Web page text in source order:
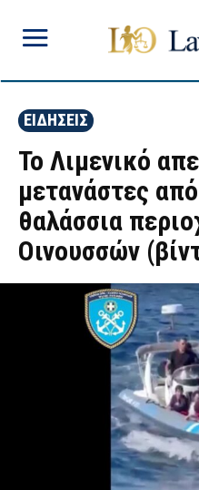
ΕΙΔΗΣΕΙΣ
Το Λιμενικό
μετανάστες
θαλάσσια
Οινουσσών